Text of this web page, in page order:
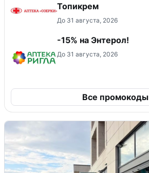
Топикрем
До 31 августа, 2026
-15% на Энтерол!
До 31 августа, 2026
Все промокоды